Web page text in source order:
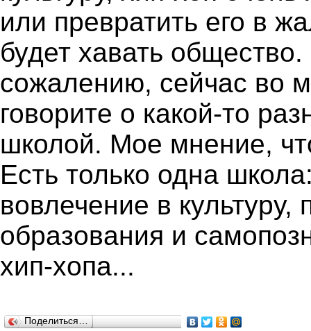
или превратить его в
будет хавать
сожалению, сейчас во
говорите о какой-то
школой. Мое мнение,
Есть только одна
вовлечение в
образования и
хип-хопа...
Поделиться…